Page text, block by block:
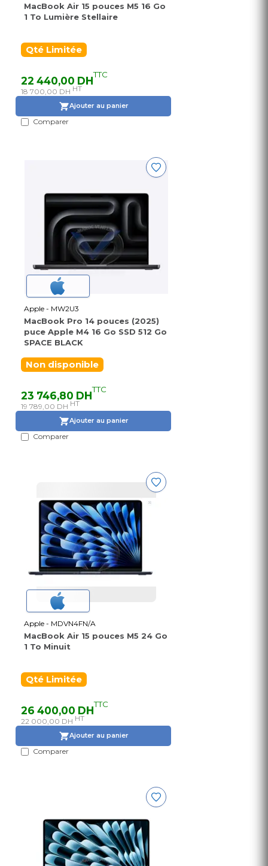
MacBook Air 15 pouces M5 16 Go
1 To Lumière Stellaire
Qté Limitée
22 440,00 DHTTC
18 700,00 DH HT
Ajouter au panier
Comparer
Apple - MW2U3
MacBook Pro 14 pouces (2025)
puce Apple M4 16 Go SSD 512 Go
SPACE BLACK
Non disponible
23 746,80 DHTTC
19 789,00 DH HT
Ajouter au panier
Comparer
Apple - MDVN4FN/A
MacBook Air 15 pouces M5 24 Go
1 To Minuit
Qté Limitée
26 400,00 DHTTC
22 000,00 DH HT
Ajouter au panier
Comparer